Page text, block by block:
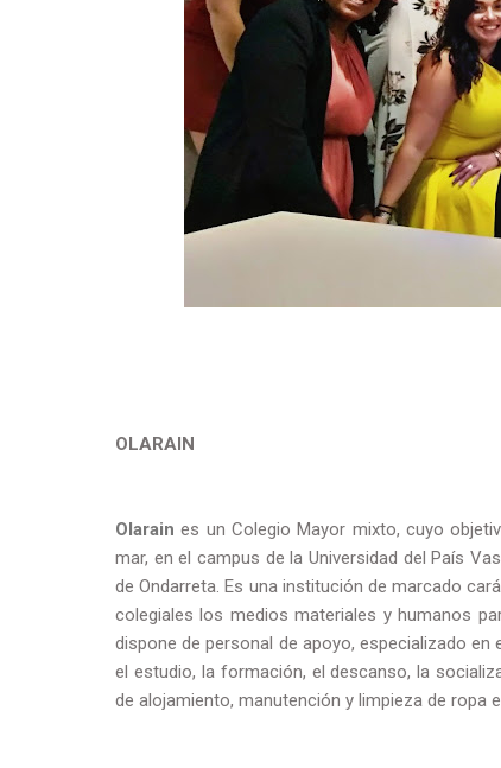
OLARAIN
Olarain es un Colegio Mayor mixto, cuyo
mar, en el campus de la Universidad del País
de Ondarreta. Es una institución de marcado
colegiales los medios materiales y humanos
dispone de personal de apoyo, especializado
el estudio, la formación, el descanso, la
de alojamiento, manutención y limpieza de ropa